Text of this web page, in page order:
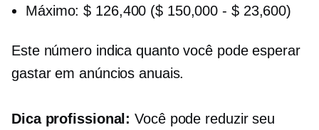
Máximo: $ 126,400 ($ 150,000- $ 23,600)
Este número indica quanto você pode esperar
gastar em anúncios anuais.
Dica profissional: Você pode reduzir seu